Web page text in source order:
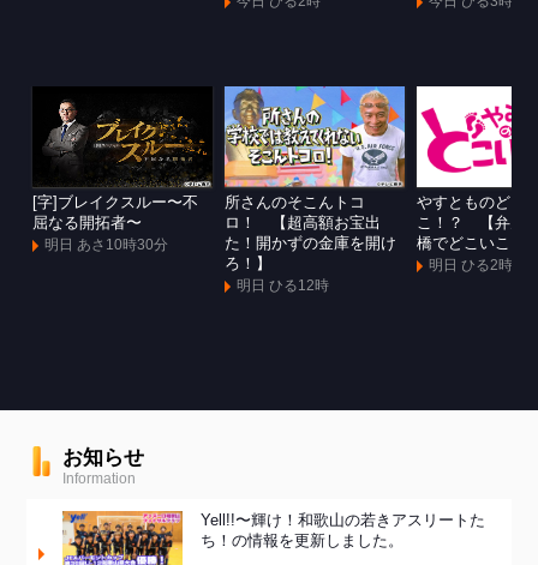
[字]ブレイクスルー〜不
屈なる開拓者〜
明日 あさ10時30分
所さんのそこんトコ
ロ！ 【超高額お宝出
た！開かずの金庫を開け
ろ！】
明日 ひる12時
やすとものどこ
こ！？ 【弁天
橋でどこいこ！
明日 ひる2時
お知らせ
Information
Yell!!〜輝け！和歌山の若きアスリートた
ち！の情報を更新しました。